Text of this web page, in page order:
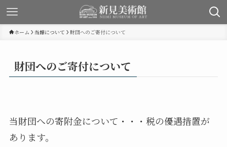
ホーム 当館について 財団へのご寄付について
財団へのご寄付について
当財団への寄附金について・・・税の優遇措置が
あります。